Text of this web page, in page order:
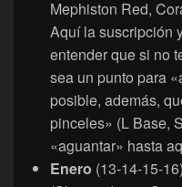
Mephiston Red,
Aquí la suscripción
entender que si no
sea un punto para
posible, además,
pinceles» (L Base,
«aguantar» hasta
Enero (13-14-15-